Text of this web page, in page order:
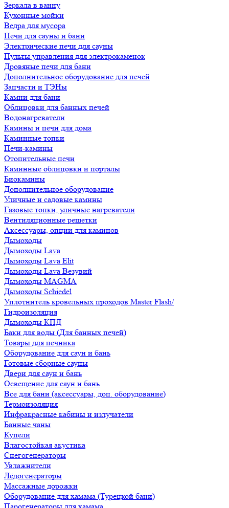
Зеркала в ванну
Кухонные мойки
Ведра для мусора
Печи для сауны и бани
Электрические печи для сауны
Пульты управления для электрокаменок
Дровяные печи для бани
Дополнительное оборудование для печей
Запчасти и ТЭНы
Камни для бани
Облицовки для банных печей
Водонагреватели
Камины и печи для дома
Каминные топки
Печи-камины
Отопительные печи
Каминные облицовки и порталы
Биокамины
Дополнительное оборудование
Уличные и садовые камины
Газовые топки, уличные нагреватели
Вентиляционные решетки
Аксессуары, опции для каминов
Дымоходы
Дымоходы Lava
Дымоходы Lava Elit
Дымоходы Lava Везувий
Дымоходы MAGMA
Дымоходы Schiedel
Уплотнитель кровельных проходов Master Flash/
Гидроизоляция
Дымоходы КПД
Баки для воды (Для банных печей)
Товары для печника
Оборудование для саун и бань
Готовые сборные сауны
Двери для саун и бань
Освещение для саун и бань
Все для бани (аксессуары, доп. оборудование)
Термоизоляция
Инфракрасные кабины и излучатели
Банные чаны
Купели
Влагостойкая акустика
Снегогенераторы
Увлажнители
Лёдогенераторы
Массажные дорожки
Оборудование для хамама (Турецкой бани)